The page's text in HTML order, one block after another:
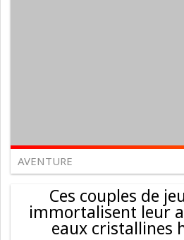
AVENTURE
Ces couples de
immortalisent leur
eaux cristallines